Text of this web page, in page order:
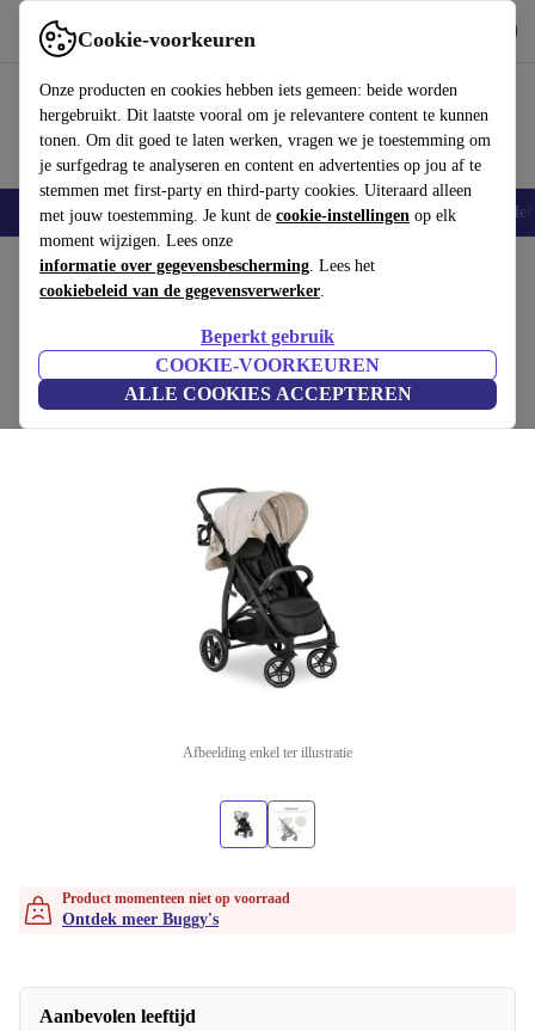
Cookie-voorkeuren
Onze producten en cookies hebben iets gemeen: beide worden
hergebruikt. Dit laatste vooral om je relevantere content te kunnen
tonen. Om dit goed te laten werken, vragen we je toestemming om
je surfgedrag te analyseren en content en advertenties op jou af te
stemmen met first-party en third-party cookies. Uiteraard alleen
met jouw toestemming. Je kunt de cookie-instellingen op elk
moment wijzigen. Lees onze
informatie over gegevensbescherming. Lees het
cookiebeleid van de gegevensverwerker.
Beperkt gebruik
COOKIE-VOORKEUREN
ALLE COOKIES ACCEPTEREN
Gebruik refurbed snel en eenvoudig
Smartphones Laptops Tablets Smartwatches Accessoires
Home Baby & kinderen Kinderwagens & Buggy's Buggy's
Hauck buggy snel 4D
beige
(Beoordelingen worden verzameld)
Afbeelding enkel ter illustratie
Product momenteen niet op voorraad
Ontdek meer Buggy's
Aanbevolen leeftijd